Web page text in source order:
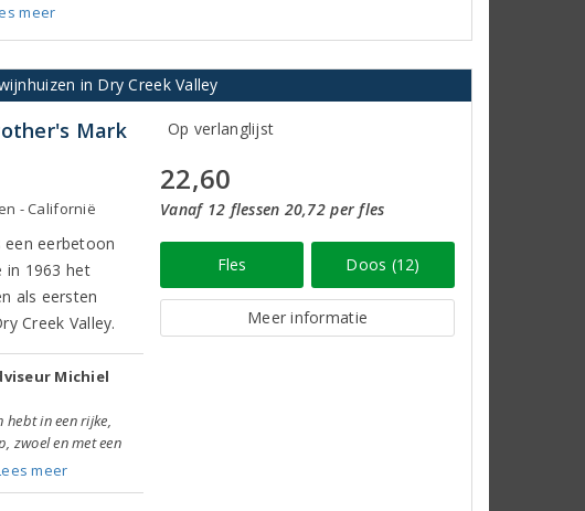
meer
in Dry Creek Valley
Mark
- Californië
een eerbetoon
in 1963 het
als eersten
Creek Valley.
Michiel
hebt in een rijke,
zwoel en met een
meer
Op verlanglijst
22,60
Vanaf 12 flessen 20,72 per fles
Fles Doos (12)
Meer informatie